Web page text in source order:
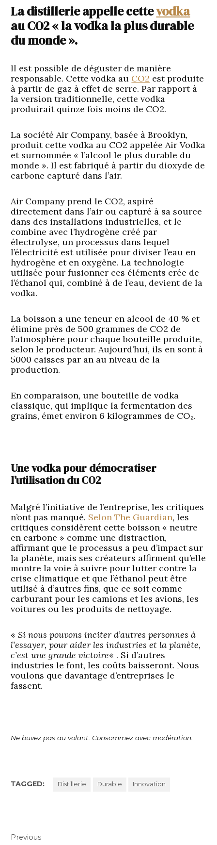
La distillerie appelle cettevodka
au CO2 « la vodka la plus durable
du monde ».
Il est possible de déguster de manière
responsable. Cette vodka au CO2 est produite
à partir de gaz à effet de serre. Par rapport à
la version traditionnelle, cette vodka
produirait quinze fois moins de CO2.
La société Air Company, basée à Brooklyn,
produit cette vodka au CO2 appelée Air Vodka
et surnommée « l’alcool le plus durable du
monde ». Il est fabriqué à partir du dioxyde de
carbone capturé dans l’air.
Air Company prend le CO2, aspiré
directement dans l’air ou capturé à sa source
dans des installations industrielles, et le
combine avec l’hydrogène créé par
électrolyse, un processus dans lequel
l’électricité est utilisée pour diviser l’eau en
hydrogène et en oxygène. La technologie
utilisée pour fusionner ces éléments crée de
l’éthanol qui, combiné à de l’eau, devient de la
vodka.
La boisson a une teneur en alcool de 40 % et
élimine près de 500 grammes de CO2 de
l’atmosphère pour chaque bouteille produite,
selon le producteur. Aujourd’hui, ils en sont à
5000 caisses par an au niveau de la
production.
En comparaison, une bouteille de vodka
classique, qui implique la fermentation des
grains, émet environ 6 kilogrammes de CO₂.
Une vodka pour démocratiser
l’utilisation du CO2
Malgré l’initiative de l’entreprise, les critiques
n’ont pas manqué. Selon The Guardian, les
critiques considèrent cette boisson « neutre
en carbone » comme une distraction,
affirmant que le processus a peu d’impact sur
la planète, mais ses créateurs affirment qu’elle
montre la voie à suivre pour lutter contre la
crise climatique et que l’éthanol peut être
utilisé à d’autres fins, que ce soit comme
carburant pour les camions et les avions, les
voitures ou les produits de nettoyage.
«Si nous pouvons inciter d’autres personnes à
l’essayer, pour aider les industries et la planète,
c’est une grande victoire« . Si d’autres
industries le font, les coûts baisseront. Nous
voulons que davantage d’entreprises le
fassent.
Ne buvez pas au volant. Consommez avec modération.
TAGGED: Distillerie Durable Innovation
de
Previous